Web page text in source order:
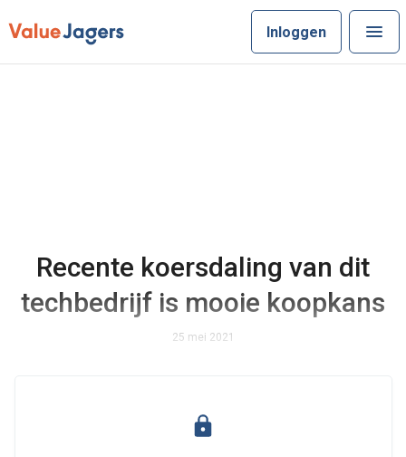
Inloggen
Recente koersdaling van dit
techbedrijf is mooie koopkans
25 mei 2021